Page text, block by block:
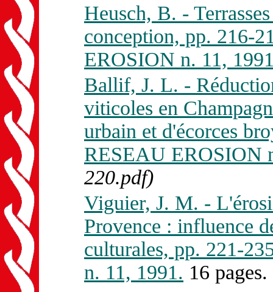
Heusch, B. -
conception, pp. 216-
EROSION n. 11,
Ballif, J. L. -
viticoles en
urbain et d'écorces
RESEAU EROSION
220.pdf)
Viguier, J. M. -
Provence : influence
culturales, pp. 221-
n. 11, 1991. 16 pages.